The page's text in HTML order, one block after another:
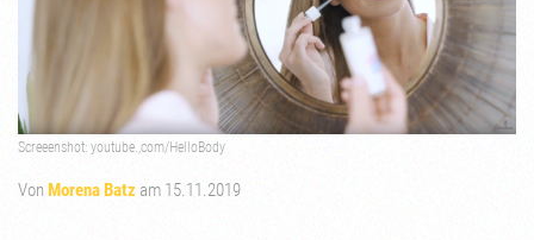
Screeenshot: youtube.,com/HelloBody
VonMorena Batz am 15.11.2019